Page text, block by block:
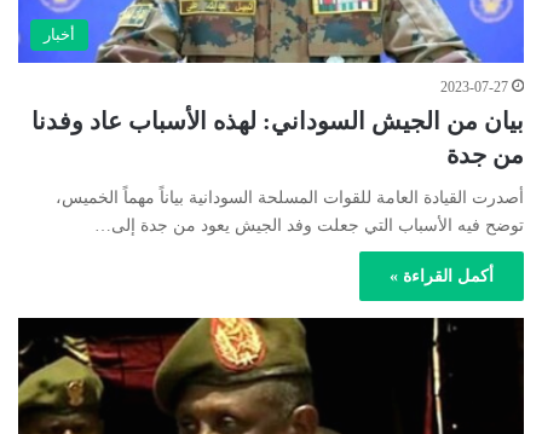
أخبار
2023-07-27
بيان من الجيش السوداني: لهذه الأسباب عاد وفدنا
من جدة
أصدرت القيادة العامة للقوات المسلحة السودانية بياناً مهماً الخميس،
توضح فيه الأسباب التي جعلت وفد الجيش يعود من جدة إلى…
أكمل القراءة »